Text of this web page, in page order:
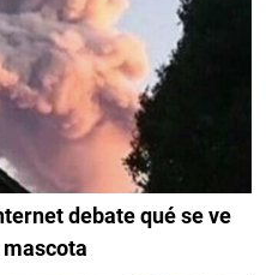
debate qué se ve